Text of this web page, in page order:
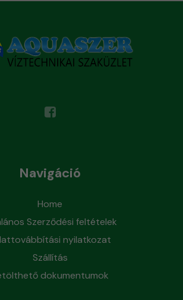
Navigáció
Home
Szerződési feltételek
nyilatkozat
Szállítás
dokumentumok